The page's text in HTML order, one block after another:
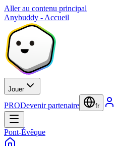
Aller au contenu principal
Anybuddy - Accueil
Jouer
PRODevenir partenaire fr
Pont-Évêque